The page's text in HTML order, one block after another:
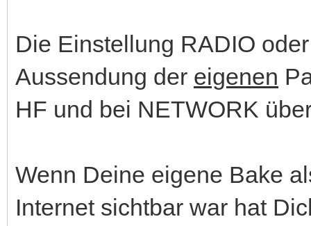
Die Einstellung RADIO
Aussendung der eigenen
HF und bei NETWORK
Wenn Deine eigene Bake
Internet sichtbar war hat